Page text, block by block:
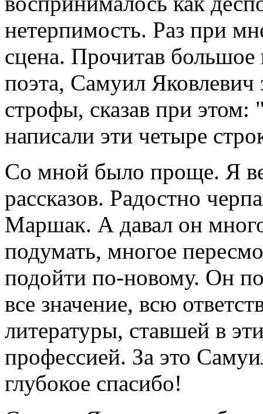
нетерпимость. Раз при
сцена. Прочитав
поэта, Самуил Яковлевич
строфы, сказав при
написали эти четыре
Со мной было проще. Я
рассказов. Радостно
Маршак. А давал он
подумать, многое
подойти по-новому. Он
все значение, всю
литературы, ставшей в
профессией. За это
глубокое спасибо!